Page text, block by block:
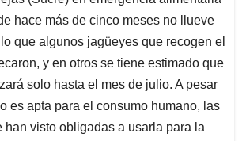
nhace más de cinco meses no llueve
que algunos jagüeyes que recogen el
y en otros se tiene estimado que
solo hasta el mes de julio. A pesar
es apta para el consumo humano, las
han visto obligadas a usarla para la